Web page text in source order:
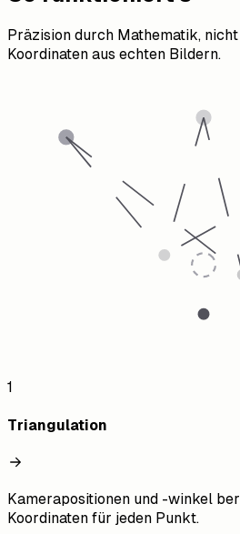
Präzision durch Mathematik,
Koordinaten aus echten Bildern.
1
Triangulation
Kamerapositionen und -winkel
Koordinaten für jeden Punkt.